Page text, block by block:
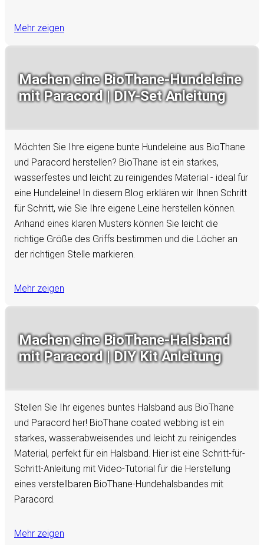
Mehr zeigen
Machen eine BioThane-Hundeleine
mit Paracord | DIY-Set Anleitung
Möchten Sie Ihre eigene bunte Hundeleine aus BioThane
und Paracord herstellen? BioThane ist ein starkes,
wasserfestes und leicht zu reinigendes Material - ideal für
eine Hundeleine! In diesem Blog erklären wir Ihnen Schritt
für Schritt, wie Sie Ihre eigene Leine herstellen können.
Anhand eines klaren Musters können Sie leicht die
richtige Größe des Griffs bestimmen und die Löcher an
der richtigen Stelle markieren.
Mehr zeigen
Machen eine BioThane-Halsband
mit Paracord | DIY Kit Anleitung
Stellen Sie Ihr eigenes buntes Halsband aus BioThane
und Paracord her! BioThane coated webbing ist ein
starkes, wasserabweisendes und leicht zu reinigendes
Material, perfekt für ein Halsband. Hier ist eine Schritt-für-
Schritt-Anleitung mit Video-Tutorial für die Herstellung
eines verstellbaren BioThane-Hundehalsbandes mit
Paracord.
Mehr zeigen